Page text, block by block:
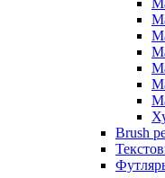
Brush